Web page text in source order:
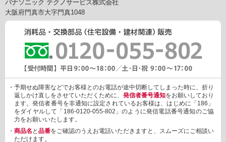
（2）ご提供情報の概要
・商品、サービスに関するご提案
・商品サポート、メンテナンスに関するご提案
・キャンペーン、フェアー、イベントに関する情報ご提供
・アンケート、商品モニターに関する情報ご提供など
3. 個人情報の提供
あらかじめご本人様からご了解いただいている場合や法令で認め
られている場合を除き、個人情報を第三者に提供または開示いた
しません。
しかしながら、お客様がクレジットカード決済をご利用される場
合に限り、カード発行会社が行なう不正利用検知・防止「3Dセキ
ュア2.0」のために、お客様が利用するカード発行会社及び、決済
代行会社：GMOペイメントゲートウェイ（第三者）に、下記の情
報を開示し、本人認証を行います。
・金額など、決済に関する情報
パナソニック テクノサービス株式会社
大阪府門真市大字門真1048
・予期せぬ障害などでお客様とのお電話が途中切断してしまった時に、折り
返しかけ直しをさせていただくために、 発信者番号通知をお願いしており
ます。発信者番号を非通知に設定されているお客様は、はじめに「186」
をダイヤルして「186-0120-055-802」のように発信電話番号通知のご協
力をお願いいたします。
・ 商品名 と 品番をご確認のうえお電話いただきますと、スムーズにご相談い
ただけます。